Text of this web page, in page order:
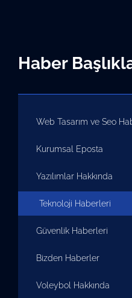
Haber
Web Tasarım ve Seo
Kurumsal Eposta
Yazılımlar Hakkında
Teknoloji Haberleri
Güvenlik Haberleri
Bizden Haberler
Voleybol Hakkında